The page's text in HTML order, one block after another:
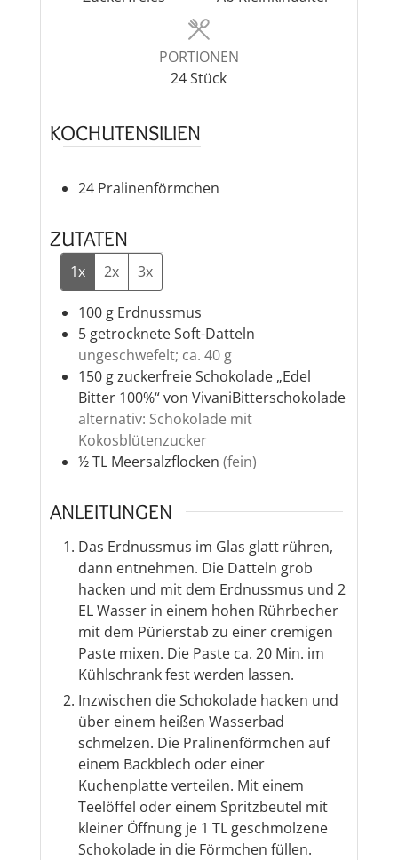
PORTIONEN
24 Stück
KOCHUTENSILIEN
24 Pralinenförmchen
ZUTATEN
1x 2x 3x
100 g Erdnussmus
5 getrocknete Soft-Datteln
ungeschwefelt; ca. 40 g
150 gzuckerfreie Schokolade „Edel
Bitter 100%“ von VivaniBitterschokolade
alternativ: Schokolade mit
Kokosblütenzucker
½TL Meersalzflocken (fein)
ANLEITUNGEN
Das Erdnussmus im Glas glatt rühren,
dann entnehmen. Die Datteln grob
hacken und mit dem Erdnussmus und 2
EL Wasser in einem hohen Rührbecher
mit dem Pürierstab zu einer cremigen
Paste mixen. Die Paste ca. 20 Min. im
Kühlschrank fest werden lassen.
Inzwischen die Schokolade hacken und
über einem heißen Wasserbad
schmelzen. Die Pralinenförmchen auf
einem Backblech oder einer
Kuchenplatte verteilen. Mit einem
Teelöffel oder einem Spritzbeutel mit
kleiner Öffnung je 1 TL geschmolzene
Schokolade in die Förmchen füllen.